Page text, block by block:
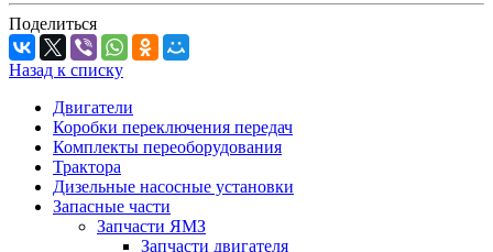
Поделиться
Назад к списку
Двигатели
Коробки переключения передач
Комплекты переоборудования
Трактора
Дизельные насосные установки
Запасные части
Запчасти ЯМЗ
Запчасти двигателя